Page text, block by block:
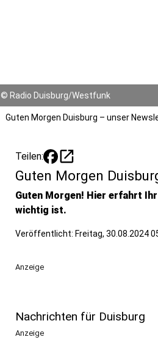
© Radio Duisburg/Westfunk
Guten Morgen Duisburg – unser
Teilen: open_in_new
Guten Morgen
Guten Morgen! Hier erfahrt
wichtig ist.
Veröffentlicht: Freitag, 30.08.2024
Anzeige
Nachrichten für Duisburg
Anzeige